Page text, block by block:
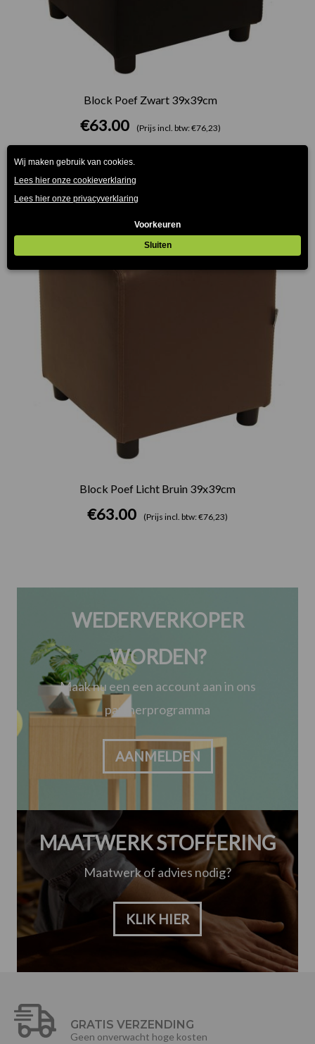
Block Poef Zwart 39x39cm
€63.00 (Prijs incl. btw: €76,23)
Block Poef Licht Bruin 39x39cm
€63.00 (Prijs incl. btw: €76,23)
WEDERVERKOPER
WORDEN?
Maak nu een een account aan in ons
partnerprogramma
AANMELDEN
MAATWERK STOFFERING
Maatwerk of advies nodig?
KLIK HIER
GRATIS VERZENDING
Geen onverwacht hoge kosten